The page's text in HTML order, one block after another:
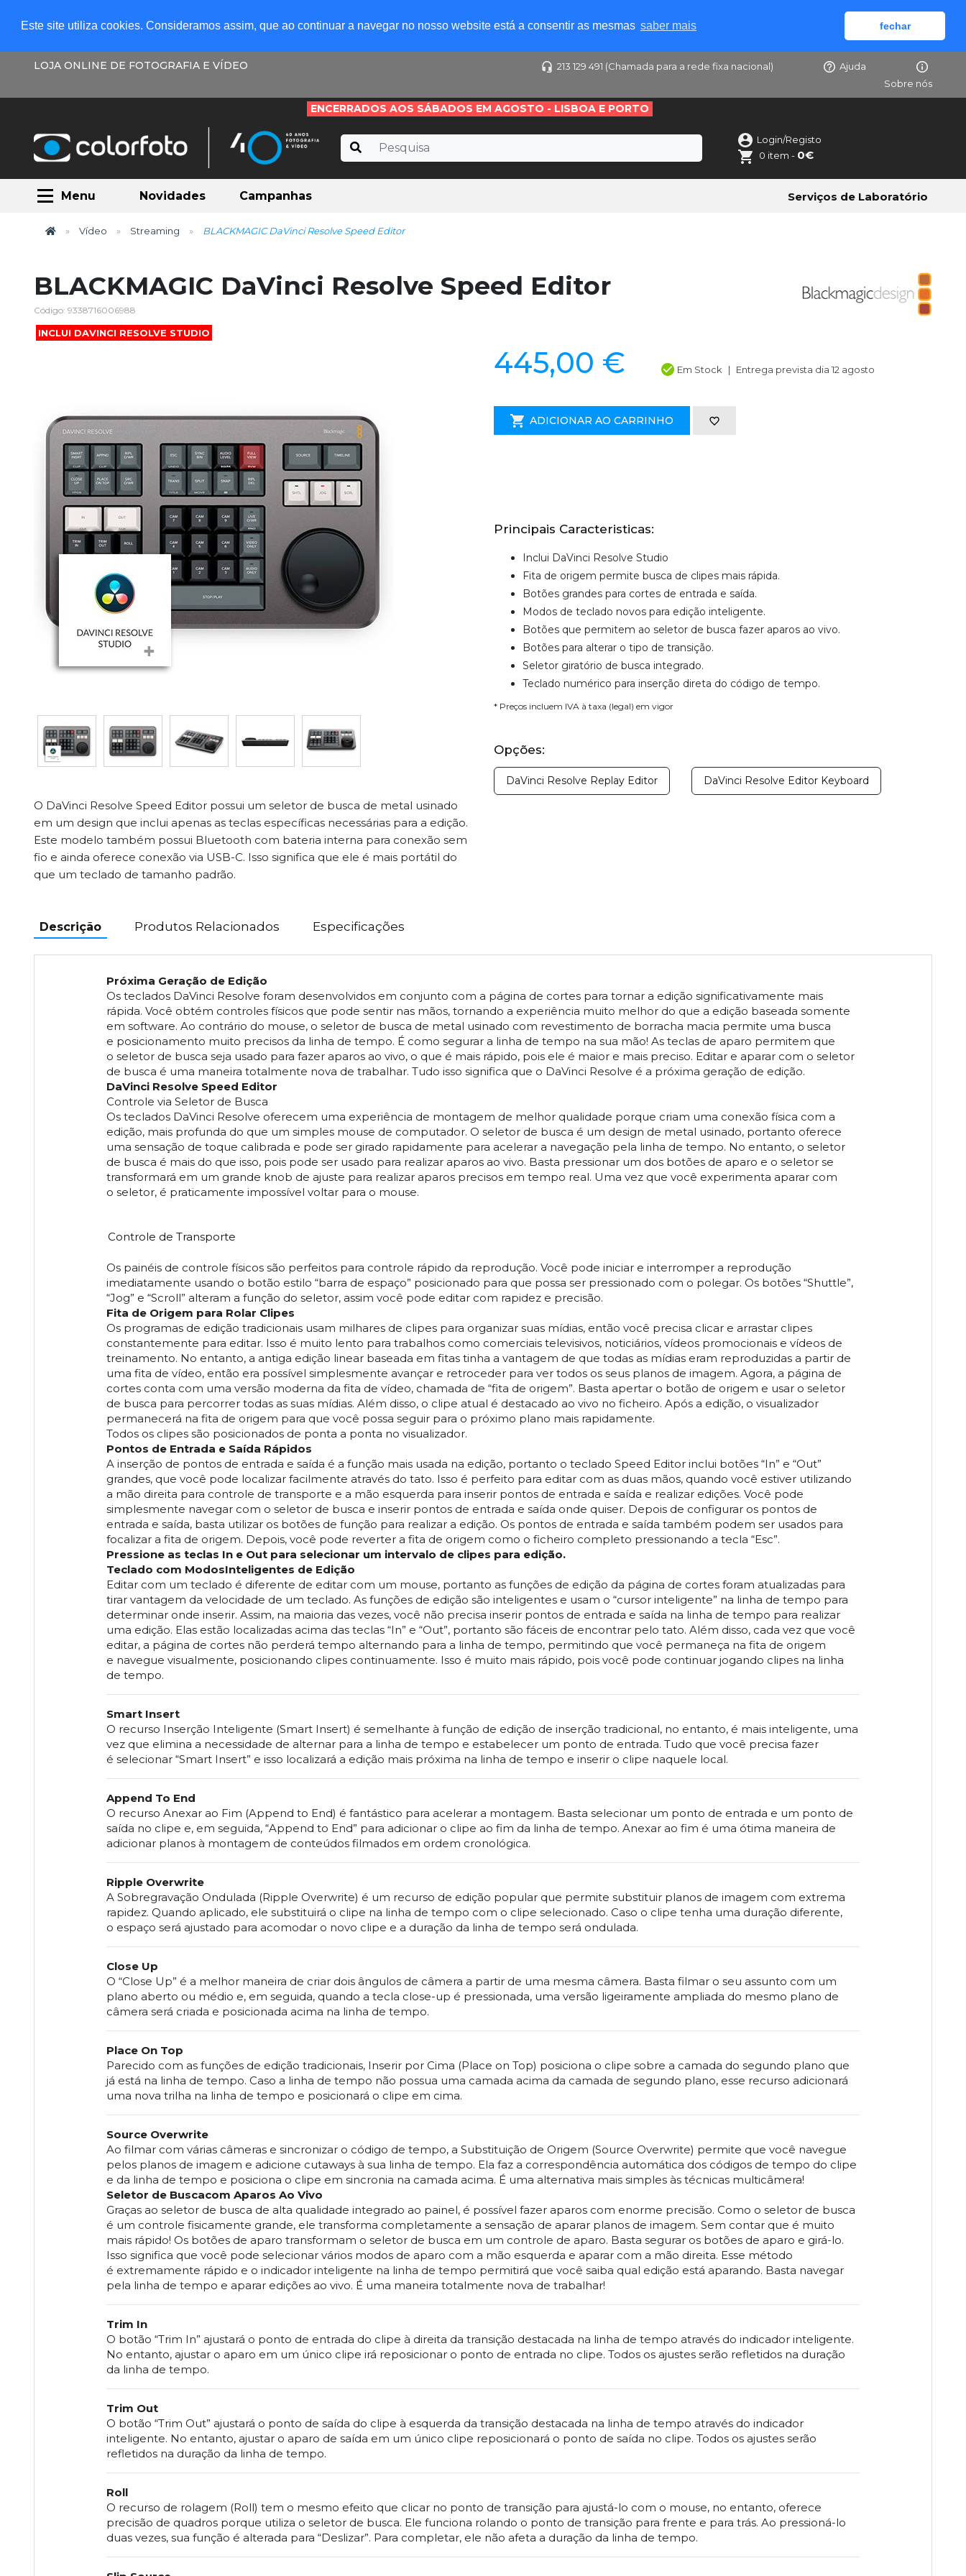
Este site utiliza cookies. Consideramos assim, que ao continuar a navegar no nosso website está a consentir as mesmas saber mais fechar
LOJA ONLINE DE FOTOGRAFIA E VÍDEO 213 129 491 (Chamada para a rede fixa nacional)
Ajuda
Sobre nós
ENCERRADOS AOS SÁBADOS EM AGOSTO - LISBOA E PORTO
Login/Registo
0 item - 0€
Menu Novidades Campanhas Serviços de Laboratório
Vídeo Streaming BLACKMAGIC DaVinci Resolve Speed Editor
BLACKMAGIC DaVinci Resolve Speed Editor
Código: 9338716006988
INCLUI DAVINCI RESOLVE STUDIO
O DaVinci Resolve Speed Editor possui um seletor de busca de metal usinado
em um design que inclui apenas as teclas específicas necessárias para a edição.
Este modelo também possui Bluetooth com bateria interna para conexão sem
fio e ainda oferece conexão via USB-C. Isso significa que ele é mais portátil do
que um teclado de tamanho padrão.
445,00 € Em Stock Entrega prevista dia 12 agosto
ADICIONAR AO CARRINHO
Principais Caracteristicas:
Inclui DaVinci Resolve Studio
Fita de origem permite busca de clipes mais rápida.
Botões grandes para cortes de entrada e saída.
Modos de teclado novos para edição inteligente.
Botões que permitem ao seletor de busca fazer aparos ao vivo.
Botões para alterar o tipo de transição.
Seletor giratório de busca integrado.
Teclado numérico para inserção direta do código de tempo.
* Preços incluem IVA à taxa (legal) em vigor
Opções:
DaVinci Resolve Replay Editor DaVinci Resolve Editor Keyboard
Descrição Produtos Relacionados Especificações
Próxima Geração de Edição
Os teclados DaVinci Resolve foram desenvolvidos em conjunto com a página de cortes para tornar a edição significativamente mais
rápida. Você obtém controles físicos que pode sentir nas mãos, tornando a experiência muito melhor do que a edição baseada somente
em software. Ao contrário do mouse, o seletor de busca de metal usinado com revestimento de borracha macia permite uma busca
e posicionamento muito precisos da linha de tempo. É como segurar a linha de tempo na sua mão! As teclas de aparo permitem que
o seletor de busca seja usado para fazer aparos ao vivo, o que é mais rápido, pois ele é maior e mais preciso. Editar e aparar com o seletor
de busca é uma maneira totalmente nova de trabalhar. Tudo isso significa que o DaVinci Resolve é a próxima geração de edição.
DaVinci Resolve Speed Editor
Controle via Seletor de Busca
Os teclados DaVinci Resolve oferecem uma experiência de montagem de melhor qualidade porque criam uma conexão física com a
edição, mais profunda do que um simples mouse de computador. O seletor de busca é um design de metal usinado, portanto oferece
uma sensação de toque calibrada e pode ser girado rapidamente para acelerar a navegação pela linha de tempo. No entanto, o seletor
de busca é mais do que isso, pois pode ser usado para realizar aparos ao vivo. Basta pressionar um dos botões de aparo e o seletor se
transformará em um grande knob de ajuste para realizar aparos precisos em tempo real. Uma vez que você experimenta aparar com
o seletor, é praticamente impossível voltar para o mouse.
Controle de Transporte
Os painéis de controle físicos são perfeitos para controle rápido da reprodução. Você pode iniciar e interromper a reprodução
imediatamente usando o botão estilo “barra de espaço” posicionado para que possa ser pressionado com o polegar. Os botões “Shuttle”,
“Jog” e “Scroll” alteram a função do seletor, assim você pode editar com rapidez e precisão.
Fita de Origem para Rolar Clipes
Os programas de edição tradicionais usam milhares de clipes para organizar suas mídias, então você precisa clicar e arrastar clipes
constantemente para editar. Isso é muito lento para trabalhos como comerciais televisivos, noticiários, vídeos promocionais e vídeos de
treinamento. No entanto, a antiga edição linear baseada em fitas tinha a vantagem de que todas as mídias eram reproduzidas a partir de
uma fita de vídeo, então era possível simplesmente avançar e retroceder para ver todos os seus planos de imagem. Agora, a página de
cortes conta com uma versão moderna da fita de vídeo, chamada de “fita de origem”. Basta apertar o botão de origem e usar o seletor
de busca para percorrer todas as suas mídias. Além disso, o clipe atual é destacado ao vivo no ficheiro. Após a edição, o visualizador
permanecerá na fita de origem para que você possa seguir para o próximo plano mais rapidamente.
Todos os clipes são posicionados de ponta a ponta no visualizador.
Pontos de Entrada e Saída Rápidos
A inserção de pontos de entrada e saída é a função mais usada na edição, portanto o teclado Speed Editor inclui botões “In” e “Out”
grandes, que você pode localizar facilmente através do tato. Isso é perfeito para editar com as duas mãos, quando você estiver utilizando
a mão direita para controle de transporte e a mão esquerda para inserir pontos de entrada e saída e realizar edições. Você pode
simplesmente navegar com o seletor de busca e inserir pontos de entrada e saída onde quiser. Depois de configurar os pontos de
entrada e saída, basta utilizar os botões de função para realizar a edição. Os pontos de entrada e saída também podem ser usados para
focalizar a fita de origem. Depois, você pode reverter a fita de origem como o ficheiro completo pressionando a tecla “Esc”.
Pressione as teclas In e Out para selecionar um intervalo de clipes para edição.
Teclado com ModosInteligentes de Edição
Editar com um teclado é diferente de editar com um mouse, portanto as funções de edição da página de cortes foram atualizadas para
tirar vantagem da velocidade de um teclado. As funções de edição são inteligentes e usam o “cursor inteligente” na linha de tempo para
determinar onde inserir. Assim, na maioria das vezes, você não precisa inserir pontos de entrada e saída na linha de tempo para realizar
uma edição. Elas estão localizadas acima das teclas “In” e “Out”, portanto são fáceis de encontrar pelo tato. Além disso, cada vez que você
editar, a página de cortes não perderá tempo alternando para a linha de tempo, permitindo que você permaneça na fita de origem
e navegue visualmente, posicionando clipes continuamente. Isso é muito mais rápido, pois você pode continuar jogando clipes na linha
de tempo.
Smart Insert
O recurso Inserção Inteligente (Smart Insert) é semelhante à função de edição de inserção tradicional, no entanto, é mais inteligente, uma
vez que elimina a necessidade de alternar para a linha de tempo e estabelecer um ponto de entrada. Tudo que você precisa fazer
é selecionar “Smart Insert” e isso localizará a edição mais próxima na linha de tempo e inserir o clipe naquele local.
Append To End
O recurso Anexar ao Fim (Append to End) é fantástico para acelerar a montagem. Basta selecionar um ponto de entrada e um ponto de
saída no clipe e, em seguida, “Append to End” para adicionar o clipe ao fim da linha de tempo. Anexar ao fim é uma ótima maneira de
adicionar planos à montagem de conteúdos filmados em ordem cronológica.
Ripple Overwrite
A Sobregravação Ondulada (Ripple Overwrite) é um recurso de edição popular que permite substituir planos de imagem com extrema
rapidez. Quando aplicado, ele substituirá o clipe na linha de tempo com o clipe selecionado. Caso o clipe tenha uma duração diferente,
o espaço será ajustado para acomodar o novo clipe e a duração da linha de tempo será ondulada.
Close Up
O “Close Up” é a melhor maneira de criar dois ângulos de câmera a partir de uma mesma câmera. Basta filmar o seu assunto com um
plano aberto ou médio e, em seguida, quando a tecla close-up é pressionada, uma versão ligeiramente ampliada do mesmo plano de
câmera será criada e posicionada acima na linha de tempo.
Place On Top
Parecido com as funções de edição tradicionais, Inserir por Cima (Place on Top) posiciona o clipe sobre a camada do segundo plano que
já está na linha de tempo. Caso a linha de tempo não possua uma camada acima da camada de segundo plano, esse recurso adicionará
uma nova trilha na linha de tempo e posicionará o clipe em cima.
Source Overwrite
Ao filmar com várias câmeras e sincronizar o código de tempo, a Substituição de Origem (Source Overwrite) permite que você navegue
pelos planos de imagem e adicione cutaways à sua linha de tempo. Ela faz a correspondência automática dos códigos de tempo do clipe
e da linha de tempo e posiciona o clipe em sincronia na camada acima. É uma alternativa mais simples às técnicas multicâmera!
Seletor de Buscacom Aparos Ao Vivo
Graças ao seletor de busca de alta qualidade integrado ao painel, é possível fazer aparos com enorme precisão. Como o seletor de busca
é um controle fisicamente grande, ele transforma completamente a sensação de aparar planos de imagem. Sem contar que é muito
mais rápido! Os botões de aparo transformam o seletor de busca em um controle de aparo. Basta segurar os botões de aparo e girá-lo.
Isso significa que você pode selecionar vários modos de aparo com a mão esquerda e aparar com a mão direita. Esse método
é extremamente rápido e o indicador inteligente na linha de tempo permitirá que você saiba qual edição está aparando. Basta navegar
pela linha de tempo e aparar edições ao vivo. É uma maneira totalmente nova de trabalhar!
Trim In
O botão “Trim In” ajustará o ponto de entrada do clipe à direita da transição destacada na linha de tempo através do indicador inteligente.
No entanto, ajustar o aparo em um único clipe irá reposicionar o ponto de entrada no clipe. Todos os ajustes serão refletidos na duração
da linha de tempo.
Trim Out
O botão “Trim Out” ajustará o ponto de saída do clipe à esquerda da transição destacada na linha de tempo através do indicador
inteligente. No entanto, ajustar o aparo de saída em um único clipe reposicionará o ponto de saída no clipe. Todos os ajustes serão
refletidos na duração da linha de tempo.
Roll
O recurso de rolagem (Roll) tem o mesmo efeito que clicar no ponto de transição para ajustá-lo com o mouse, no entanto, oferece
precisão de quadros porque utiliza o seletor de busca. Ele funciona rolando o ponto de transição para frente e para trás. Ao pressioná-lo
duas vezes, sua função é alterada para “Deslizar”. Para completar, ele não afeta a duração da linha de tempo.